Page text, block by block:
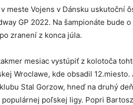
meste Vojens v Dánsku uskutoční
GP 2022. Na šampionáte bude
zranení z konca júla.
mesiac vystúpiť z kolotoča
Wroclawe, kde obsadil
Stal Gorzow, hneď na druhý
poľskej ligy. Popri